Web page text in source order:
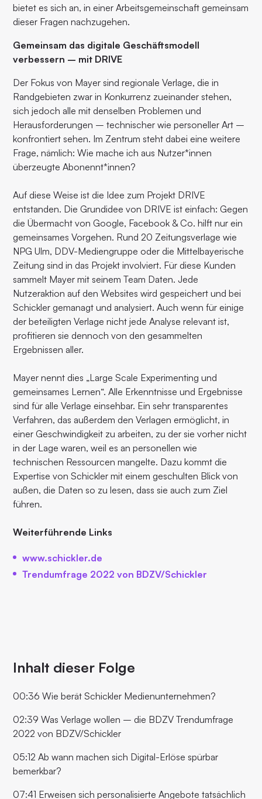
bietet es sich an, in einer Arbeitsgemeinschaft gemeinsam
dieser Fragen nachzugehen.
Gemeinsam das digitale Geschäftsmodell
verbessern – mit DRIVE
Der Fokus von Mayer sind regionale Verlage, die in
Randgebieten zwar in Konkurrenz zueinander stehen,
sich jedoch alle mit denselben Problemen und
Herausforderungen – technischer wie personeller Art –
konfrontiert sehen. Im Zentrum steht dabei eine weitere
Frage, nämlich: Wie mache ich aus Nutzer*innen
überzeugte Abonennt*innen?
Auf diese Weise ist die Idee zum Projekt DRIVE
entstanden. Die Grundidee von DRIVE ist einfach: Gegen
die Übermacht von Google, Facebook & Co. hilft nur ein
gemeinsames Vorgehen. Rund 20 Zeitungsverlage wie
NPG Ulm, DDV-Mediengruppe oder die Mittelbayerische
Zeitung sind in das Projekt involviert. Für diese Kunden
sammelt Mayer mit seinem Team Daten. Jede
Nutzeraktion auf den Websites wird gespeichert und bei
Schickler gemanagt und analysiert. Auch wenn für einige
der beteiligten Verlage nicht jede Analyse relevant ist,
profitieren sie dennoch von den gesammelten
Ergebnissen aller.
Mayer nennt dies „Large Scale Experimenting und
gemeinsames Lernen“. Alle Erkenntnisse und Ergebnisse
sind für alle Verlage einsehbar. Ein sehr transparentes
Verfahren, das außerdem den Verlagen ermöglicht, in
einer Geschwindigkeit zu arbeiten, zu der sie vorher nicht
in der Lage waren, weil es an personellen wie
technischen Ressourcen mangelte. Dazu kommt die
Expertise von Schickler mit einem geschulten Blick von
außen, die Daten so zu lesen, dass sie auch zum Ziel
führen.
Weiterführende Links
www.schickler.de
Trendumfrage 2022 von BDZV/Schickler
Inhalt dieser Folge
00:36 Wie berät Schickler Medienunternehmen?
02:39 Was Verlage wollen – die BDZV Trendumfrage
2022 von BDZV/Schickler
05:12 Ab wann machen sich Digital-Erlöse spürbar
bemerkbar?
07:41 Erweisen sich personalisierte Angebote tatsächlich